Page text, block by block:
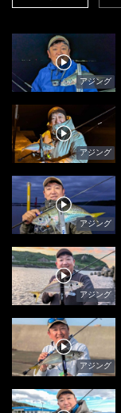
アジング
アジング
アジング
アジング
アジング